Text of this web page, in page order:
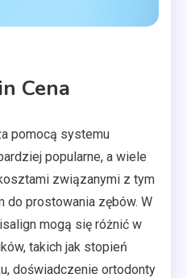
Cena
pomocą systemu
popularne, a wiele
związanymi z tym
do prostowania zębów. W
mogą się różnić w
takich jak stopień
doświadczenie ortodonty